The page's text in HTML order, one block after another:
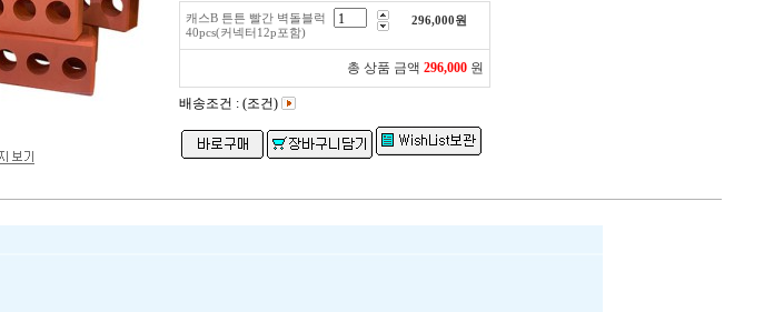
캐스B 튼튼 빨간 벽돌블럭
40pcs(커넥터12p포함)
296,000원
총 상품 금액 296,000 원
배송조건 : (조건)